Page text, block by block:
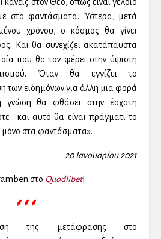
στα φαντάσματα. Ύστερα, μετά
χρόνου, ο κόσμος θα γίνει
Και θα συνεχίζει ακατάπαυστα
που θα τον φέρει στην ύψιστη
Όταν θα εγγίζει το
των ειδημόνων για άλλη μια φορά
γνώση θα φθάσει στην έσχατη
–και αυτό θα είναι πράγματι το
μόνο στα φαντάσματα».
20 Ιανουαρίου 2021
στο Quodlibet]
⸙⸙⸙
της μετάφρασης στο